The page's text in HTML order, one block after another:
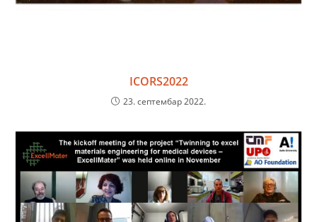
ICORS2022
23. септембар 2022.